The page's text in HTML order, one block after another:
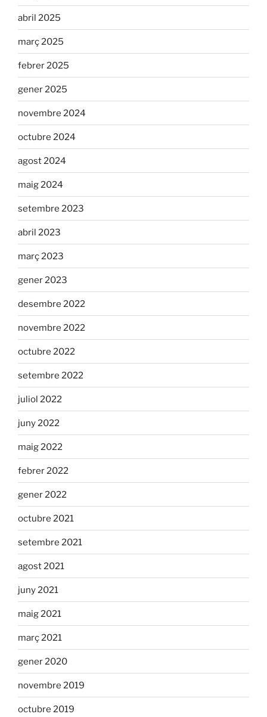
abril 2025
març 2025
febrer 2025
gener 2025
novembre 2024
octubre 2024
agost 2024
maig 2024
setembre 2023
abril 2023
març 2023
gener 2023
desembre 2022
novembre 2022
octubre 2022
setembre 2022
juliol 2022
juny 2022
maig 2022
febrer 2022
gener 2022
octubre 2021
setembre 2021
agost 2021
juny 2021
maig 2021
març 2021
gener 2020
novembre 2019
octubre 2019